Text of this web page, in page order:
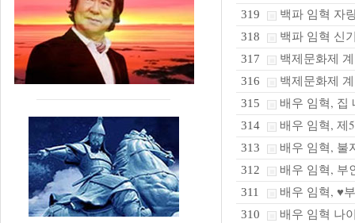
319 백파 임혁 자
318 백파 임혁 신
317 백제문화제
316 백제문화제
315 배우 임혁,
314 배우 임혁, 제
313 배우 임혁, 불
312 배우 임혁,
311 배우 임혁, ♥
310 배우 임혁 나